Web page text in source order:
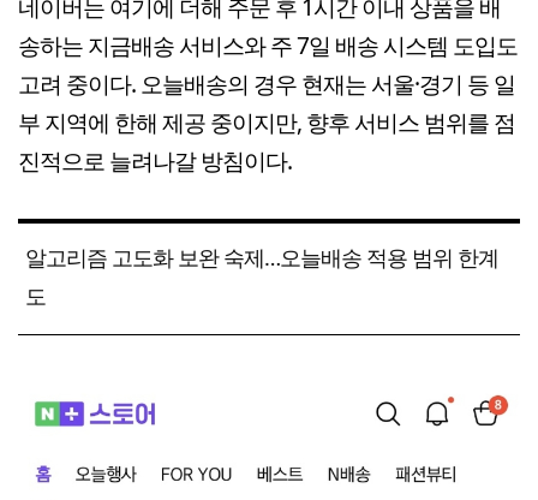
네이버는 여기에 더해 주문 후 1시간 이내 상품을 배
송하는 지금배송 서비스와 주 7일 배송 시스템 도입도
고려 중이다. 오늘배송의 경우 현재는 서울·경기 등 일
부 지역에 한해 제공 중이지만, 향후 서비스 범위를 점
진적으로 늘려나갈 방침이다.
알고리즘 고도화 보완 숙제…오늘배송 적용 범위 한계
도